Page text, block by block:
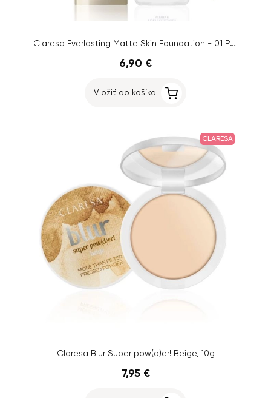
Claresa Everlasting Matte Skin Foundation - 01 Porcelain
6,90 €
Vložiť do košíka
CLARESA
Claresa Blur Super pow(d)er! Beige, 10g
7,95 €